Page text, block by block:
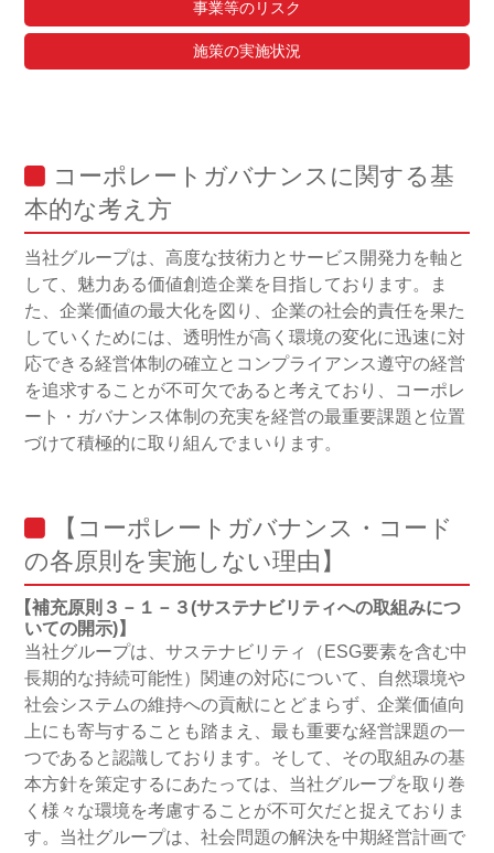
事業等のリスク
施策の実施状況
コーポレートガバナンスに関する基
本的な考え方
当社グループは、高度な技術力とサービス開発力を軸と
して、魅力ある価値創造企業を目指しております。ま
た、企業価値の最大化を図り、企業の社会的責任を果た
していくためには、透明性が高く環境の変化に迅速に対
応できる経営体制の確立とコンプライアンス遵守の経営
を追求することが不可欠であると考えており、コーポレ
ート・ガバナンス体制の充実を経営の最重要課題と位置
づけて積極的に取り組んでまいります。
【コーポレートガバナンス・コード
の各原則を実施しない理由】
【補充原則３－１－３(サステナビリティへの取組みにつ
いての開示)】
当社グループは、サステナビリティ（ESG要素を含む中
長期的な持続可能性）関連の対応について、自然環境や
社会システムの維持への貢献にとどまらず、企業価値向
上にも寄与することも踏まえ、最も重要な経営課題の一
つであると認識しております。そして、その取組みの基
本方針を策定するにあたっては、当社グループを取り巻
く様々な環境を考慮することが不可欠だと捉えておりま
す。当社グループは、社会問題の解決を中期経営計画で